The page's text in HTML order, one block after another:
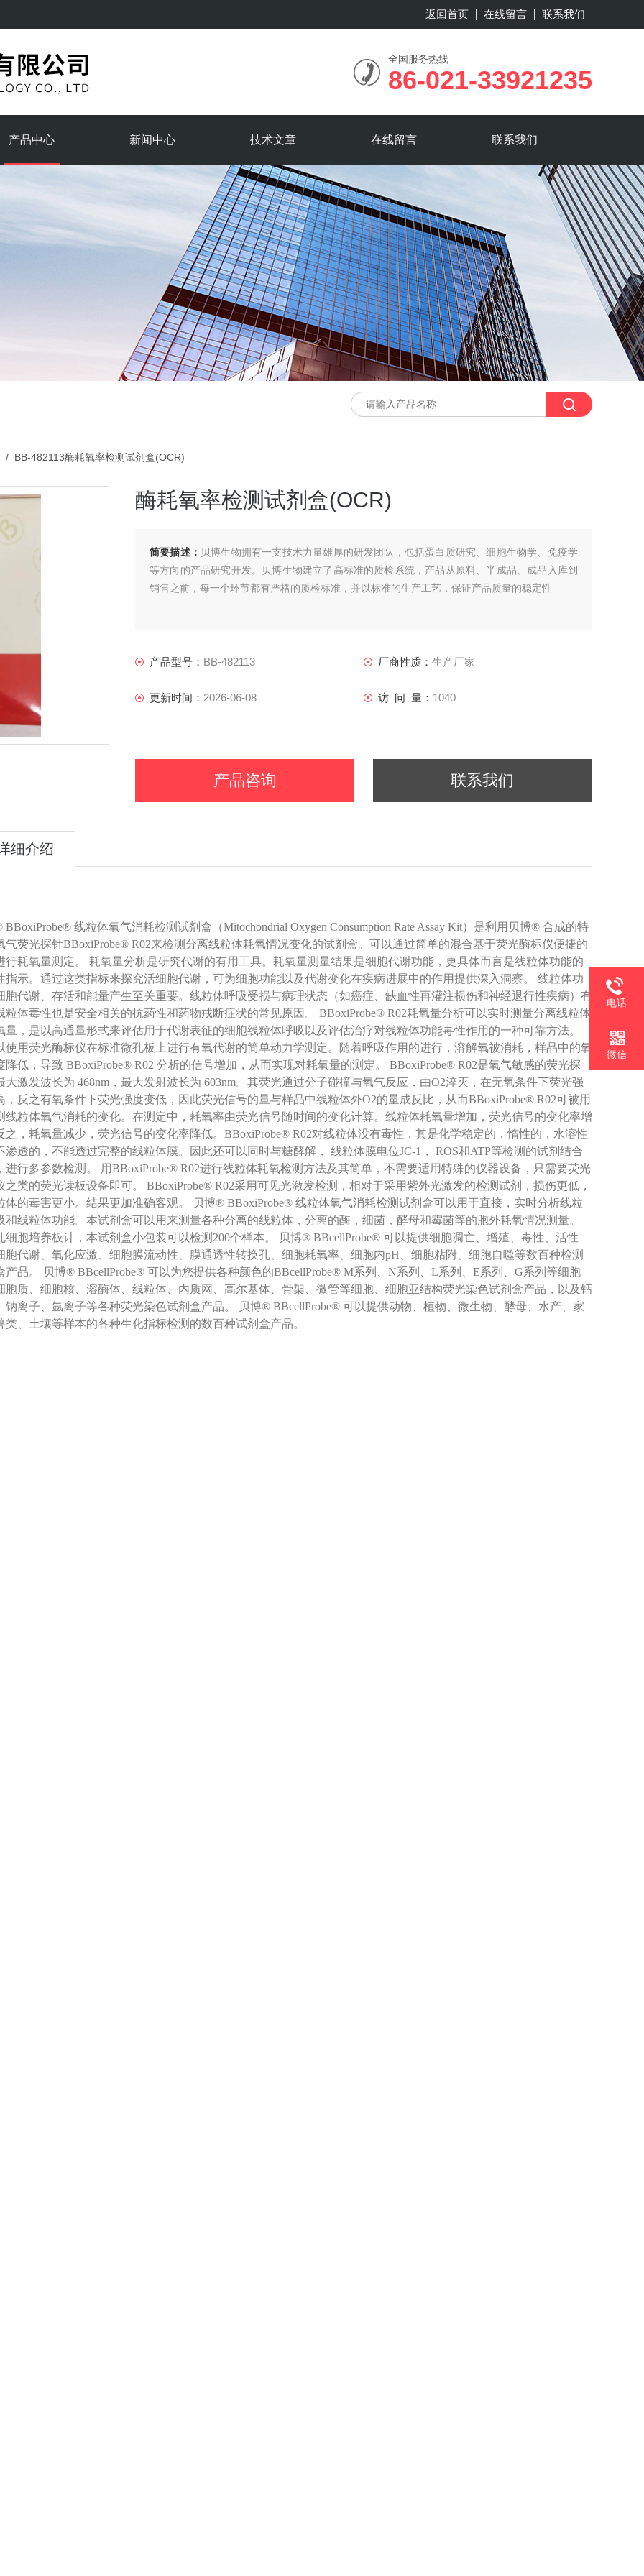
返回首页 在线留言 联系我们
全国服务热线
86-021-33921235
产品中心 新闻中心 技术文章 在线留言 联系我们
/ BB-482113酶耗氧率检测试剂盒(OCR)
酶耗氧率检测试剂盒(OCR)
简要描述： 贝博生物拥有一支技术力量雄厚的研发团队，包括蛋白质研究、细胞生物学、免疫学
等方向的产品研究开发。贝博生物建立了高标准的质检系统，产品从原料、半成品、成品入库到
销售之前，每一个环节都有严格的质检标准，并以标准的生产工艺，保证产品质量的稳定性
产品型号： BB-482113 厂商性质： 生产厂家
更新时间： 2026-06-08 访 问 量： 1040
产品咨询 联系我们
细介绍
BBoxiProbe® 线粒体氧气消耗检测试剂盒（Mitochondrial Oxygen Consumption Rate Assay Kit）是利用贝博® 合成的特
气荧光探针BBoxiProbe® R02来检测分离线粒体耗氧情况变化的试剂盒。可以通过简单的混合基于荧光酶标仪便捷的
行耗氧量测定。 耗氧量分析是研究代谢的有用工具。耗氧量测量结果是细胞代谢功能，更具体而言是线粒体功能的
指示。通过这类指标来探究活细胞代谢，可为细胞功能以及代谢变化在疾病进展中的作用提供深入洞察。 线粒体功
胞代谢、存活和能量产生至关重要。线粒体呼吸受损与病理状态（如癌症、缺血性再灌注损伤和神经退行性疾病）有
粒体毒性也是安全相关的抗药性和药物戒断症状的常见原因。 BBoxiProbe® R02耗氧量分析可以实时测量分离线粒体
量，是以高通量形式来评估用于代谢表征的细胞线粒体呼吸以及评估治疗对线粒体功能毒性作用的一种可靠方法。
使用荧光酶标仪在标准微孔板上进行有氧代谢的简单动力学测定。随着呼吸作用的进行，溶解氧被消耗，样品中的氧
降低，导致 BBoxiProbe® R02 分析的信号增加，从而实现对耗氧量的测定。 BBoxiProbe® R02是氧气敏感的荧光探
大激发波长为 468nm，最大发射波长为 603nm。其荧光通过分子碰撞与氧气反应，由O2淬灭，在无氧条件下荧光强
，反之有氧条件下荧光强度变低，因此荧光信号的量与样品中线粒体外O2的量成反比，从而BBoxiProbe® R02可被用
线粒体氧气消耗的变化。在测定中，耗氧率由荧光信号随时间的变化计算。线粒体耗氧量增加，荧光信号的变化率增
之，耗氧量减少，荧光信号的变化率降低。BBoxiProbe® R02对线粒体没有毒性，其是化学稳定的，惰性的，水溶性
渗透的，不能透过完整的线粒体膜。因此还可以同时与糖酵解， 线粒体膜电位JC-1， ROS和ATP等检测的试剂结合
进行多参数检测。 用BBoxiProbe® R02进行线粒体耗氧检测方法及其简单，不需要适用特殊的仪器设备，只需要荧光
之类的荧光读板设备即可。 BBoxiProbe® R02采用可见光激发检测，相对于采用紫外光激发的检测试剂，损伤更低，
体的毒害更小。结果更加准确客观。 贝博® BBoxiProbe® 线粒体氧气消耗检测试剂盒可以用于直接，实时分析线粒
和线粒体功能。本试剂盒可以用来测量各种分离的线粒体，分离的酶，细菌，酵母和霉菌等的胞外耗氧情况测量。
细胞培养板计，本试剂盒小包装可以检测200个样本。 贝博® BBcellProbe® 可以提供细胞凋亡、增殖、毒性、活性
胞代谢、氧化应激、细胞膜流动性、膜通透性转换孔、细胞耗氧率、细胞内pH、细胞粘附、细胞自噬等数百种检测
产品。 贝博® BBcellProbe® 可以为您提供各种颜色的BBcellProbe® M系列、N系列、L系列、E系列、G系列等细胞
胞质、细胞核、溶酶体、线粒体、内质网、高尔基体、骨架、微管等细胞、细胞亚结构荧光染色试剂盒产品，以及钙
钠离子、氩离子等各种荧光染色试剂盒产品。 贝博® BBcellProbe® 可以提供动物、植物、微生物、酵母、水产、家
类、土壤等样本的各种生化指标检测的数百种试剂盒产品。
电话
微信